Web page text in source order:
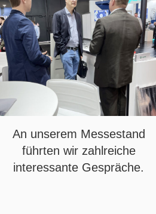
An unserem Messestand
führten wir zahlreiche
interessante Gespräche.